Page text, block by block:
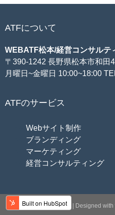
ATFについて
WEBATF松本/経営コンサルテ
〒390-1242 長野県松本市和田
月曜日~金曜日 10:00~18:00
ATFのサービス
Webサイト制作
ブランディング
マーケティング
経営コンサルティング
Copyright 2026 | Designed with